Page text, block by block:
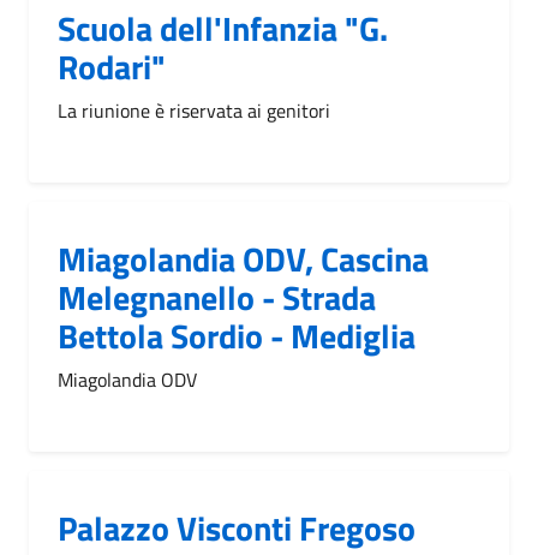
Scuola dell'Infanzia "G.
Rodari"
La riunione è riservata ai genitori
Miagolandia ODV, Cascina
Melegnanello - Strada
Bettola Sordio - Mediglia
Miagolandia ODV
Palazzo Visconti Fregoso